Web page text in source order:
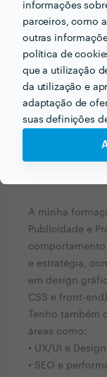
informações
parceiros, como
outras
política de
que a utilização
da utilização e
adaptação de
suas definições
design gráfico,
digital, com
UX/UI,
conversão.
Ao longo da
empresas em
branding
commerce,
experiência do
A minha
Publicidade e
comportamento
e estratégia,
em design
CSS e front-
Tenho
áreas como:
• UX/UI e
• SEO e